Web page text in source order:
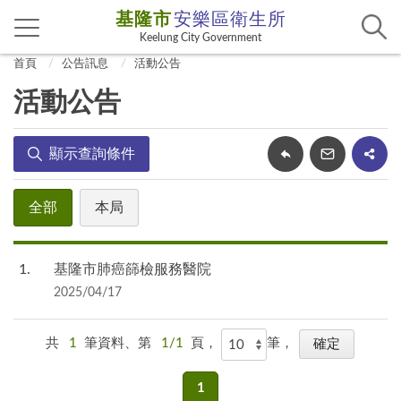
基隆市安樂區衛生所
Keelung City Government
首頁 公告訊息 活動公告
活動公告
顯示查詢條件
全部 本局
1 基隆市肺癌篩檢服務醫院
2025/04/17
共 1 筆資料、第 1/1 頁， 筆，
1